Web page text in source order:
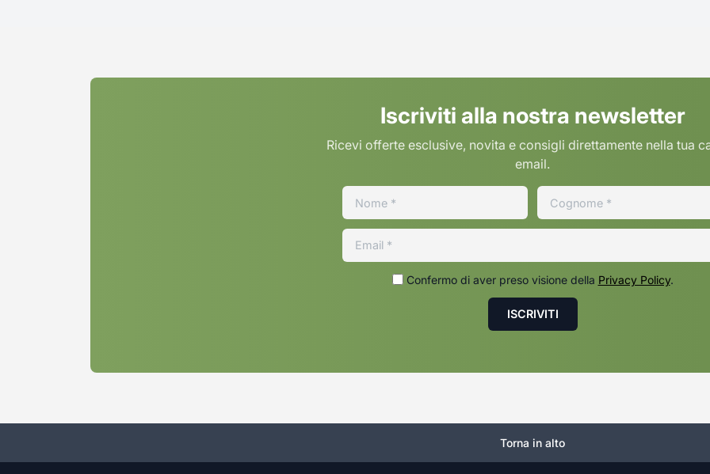
Iscriviti alla nostra newsletter
Ricevi offerte esclusive, novita e consigli direttamente nella tua
email.
Confermo di aver preso visione della Privacy Policy.
Torna in alto